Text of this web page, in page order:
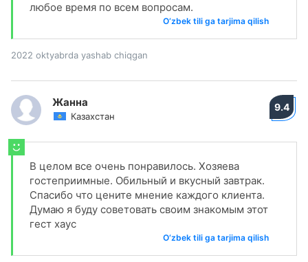
любое время по всем вопросам.
O‘zbek tili ga tarjima qilish
2022 oktyabrda yashab chiqgan
Жанна
Казахстан
9.4
В целом все очень понравилось. Хозяева
гостеприимные. Обильный и вкусный завтрак.
Спасибо что цените мнение каждого клиента.
Думаю я буду советовать своим знакомым этот
гест хаус
O‘zbek tili ga tarjima qilish